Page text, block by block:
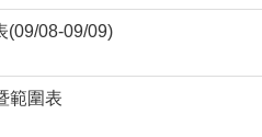
(09/08-09/09)
範圍表